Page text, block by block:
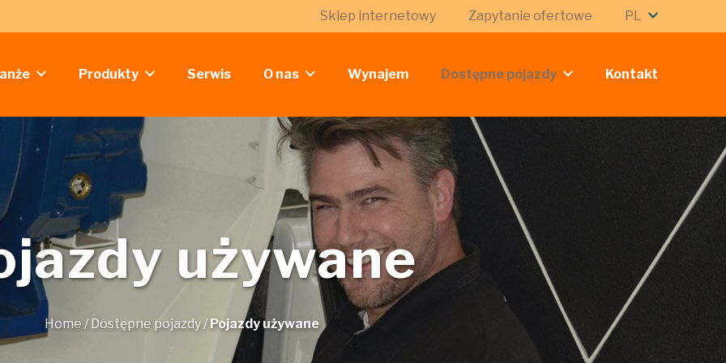
Produkty Serwis O nas Wynajem Dostępne pojazdy Kontakt
Sklep internetowy Zapytanie ofertowe PL
używane
Home /Dostępne pojazdy/Pojazdy używane